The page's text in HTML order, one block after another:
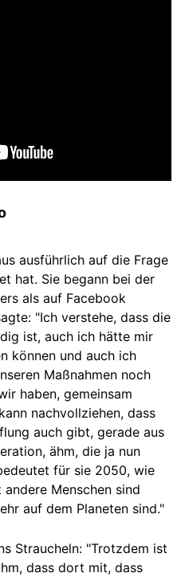
ausführlich auf die Frage
hat. Sie begann bei der
als auf Facebook
"Ich verstehe, dass die
ist, auch ich hätte mir
können und auch ich
Maßnahmen noch
haben, gemeinsam
nachvollziehen, dass
auch gibt, gerade aus
ähm, die ja nun
für sie 2050, wie
Menschen sind
auf dem Planeten sind."
Straucheln: "Trotzdem ist
dass dort mit, dass